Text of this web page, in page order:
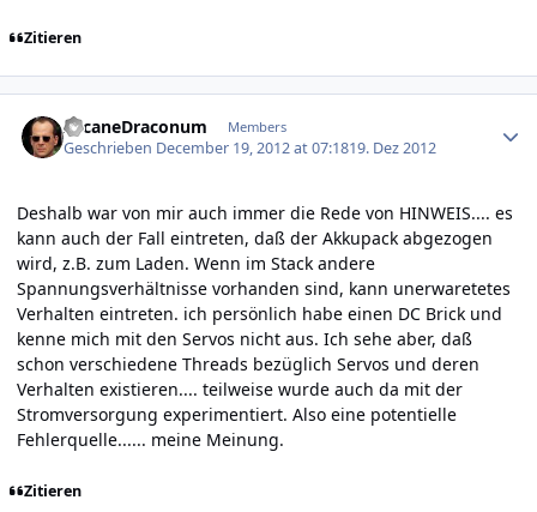
Zitieren
ArcaneDraconum Members
Geschrieben December 19, 2012 at 07:1819. Dez 2012
Deshalb war von mir auch immer die Rede von HINWEIS.... es
kann auch der Fall eintreten, daß der Akkupack abgezogen
wird, z.B. zum Laden. Wenn im Stack andere
Spannungsverhältnisse vorhanden sind, kann unerwaretetes
Verhalten eintreten. ich persönlich habe einen DC Brick und
kenne mich mit den Servos nicht aus. Ich sehe aber, daß
schon verschiedene Threads bezüglich Servos und deren
Verhalten existieren.... teilweise wurde auch da mit der
Stromversorgung experimentiert. Also eine potentielle
Fehlerquelle...... meine Meinung.
Zitieren